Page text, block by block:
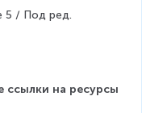
5 / Под ред.
ссылки на ресурсы